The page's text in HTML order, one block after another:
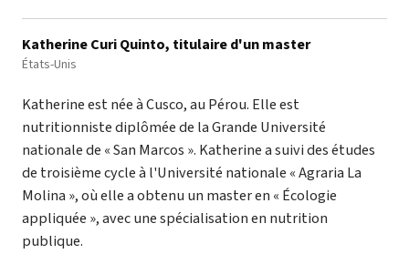
Katherine Curi Quinto, titulaire d'un master
États-Unis
Katherine est née à Cusco, au Pérou. Elle est
nutritionniste diplômée de la Grande Université
nationale de « San Marcos ». Katherine a suivi des études
de troisième cycle à l'Université nationale « Agraria La
Molina », où elle a obtenu un master en « Écologie
appliquée », avec une spécialisation en nutrition
publique.